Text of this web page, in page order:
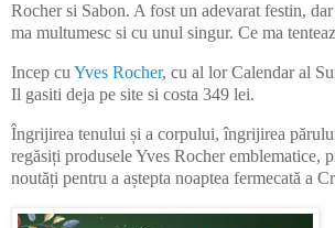
Rocher si Sabon. A fost un adevarat festin,
ma multumesc si cu unul singur. Ce ma
Incep cu Yves Rocher, cu al lor Calendar al
Il gasiti deja pe site si costa 349 lei.
Îngrijirea tenului și a corpului, îngrijirea
regăsiți produsele Yves Rocher emblematice,
noutăți pentru a aștepta noaptea fermecată a